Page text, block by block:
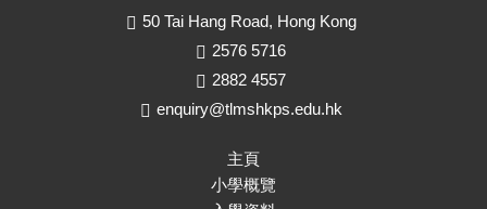
50 Tai Hang Road, Hong Kong
2576 5716
2882 4557
enquiry@tlmshkps.edu.hk
主頁
小學概覽